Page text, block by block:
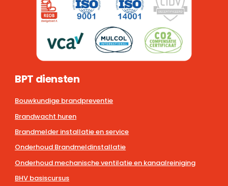
BPT diensten
Bouwkundige brandpreventie
Brandwacht huren
Brandmelder installatie en service
Onderhoud Brandmeldinstallatie
Onderhoud mechanische ventilatie en kanaalreiniging
BHV basiscursus